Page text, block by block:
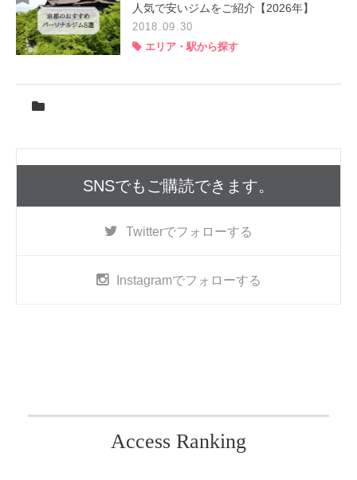
人気で安いジムをご紹介【2026年】
2018.09.30
エリア・駅から探す
SNSでもご購読できます。
Twitterでフォローする
Instagramでフォローする
Access Ranking